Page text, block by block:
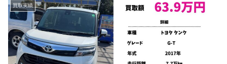
買取実績